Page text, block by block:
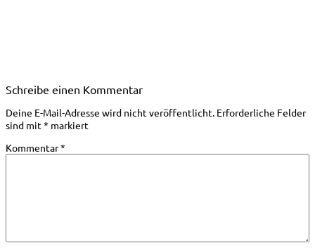
Schreibe einen Kommentar
Deine E-Mail-Adresse wird nicht veröffentlicht. Erforderliche Felder
sind mit* markiert
Kommentar*